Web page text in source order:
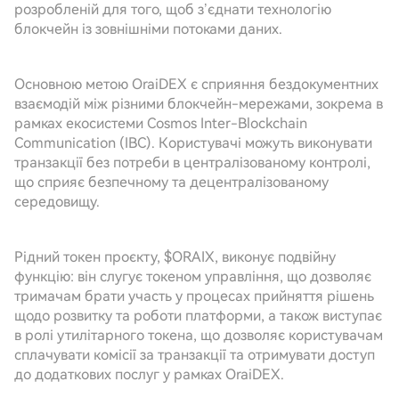
розробленій для того, щоб з’єднати технологію
блокчейн із зовнішніми потоками даних.
Основною метою OraiDEX є сприяння бездокументних
взаємодій між різними блокчейн-мережами, зокрема в
рамках екосистеми Cosmos Inter-Blockchain
Communication (IBC). Користувачі можуть виконувати
транзакції без потреби в централізованому контролі,
що сприяє безпечному та децентралізованому
середовищу.
Рідний токен проєкту, $ORAIX, виконує подвійну
функцію: він слугує токеном управління, що дозволяє
тримачам брати участь у процесах прийняття рішень
щодо розвитку та роботи платформи, а також виступає
в ролі утилітарного токена, що дозволяє користувачам
сплачувати комісії за транзакції та отримувати доступ
до додаткових послуг у рамках OraiDEX.